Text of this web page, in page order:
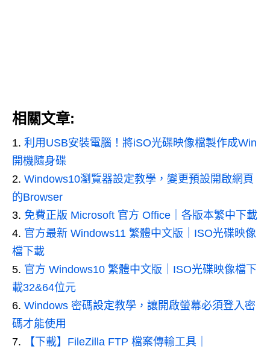
相關文章:
利用USB安裝電腦！將iSO光碟映像檔製作成Win
開機隨身碟
Windows10瀏覽器設定教學，變更預設開啟網頁
的Browser
免費正版 Microsoft 官方 Office｜各版本繁中下載
官方最新 Windows11 繁體中文版｜ISO光碟映像
檔下載
官方 Windows10 繁體中文版｜ISO光碟映像檔下
載32&64位元
Windows 密碼設定教學，讓開啟螢幕必須登入密
碼才能使用
【下載】FileZilla FTP 檔案傳輸工具｜